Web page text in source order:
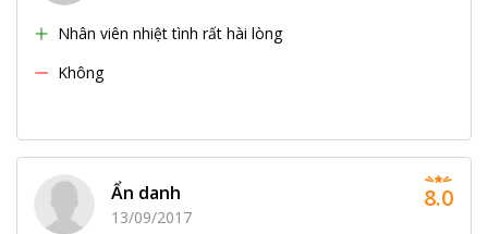
Nhân viên nhiệt tình rất hài lòng
Không
Ẩn danh
13/09/2017
8.0